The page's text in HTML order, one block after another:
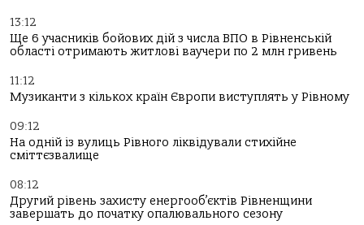
13:12
Ще 6 учасників бойових дій з числа ВПО в Рівненській
області отримають житлові ваучери по 2 млн гривень
11:12
Музиканти з кількох країн Європи виступлять у Рівному
09:12
На одній із вулиць Рівного ліквідували стихійне
сміттєзвалище
08:12
Другий рівень захисту енергооб’єктів Рівненщини
завершать до початку опалювального сезону